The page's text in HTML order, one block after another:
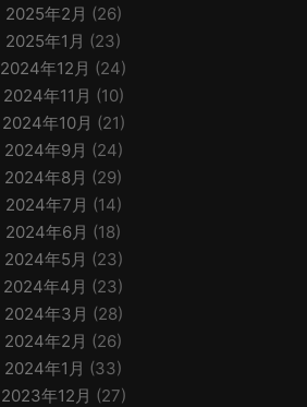
2025年2月 (26)
2025年1月 (23)
2024年12月 (24)
2024年11月 (10)
2024年10月 (21)
2024年9月 (24)
2024年8月 (29)
2024年7月 (14)
2024年6月 (18)
2024年5月 (23)
2024年4月 (23)
2024年3月 (28)
2024年2月 (26)
2024年1月 (33)
2023年12月 (27)